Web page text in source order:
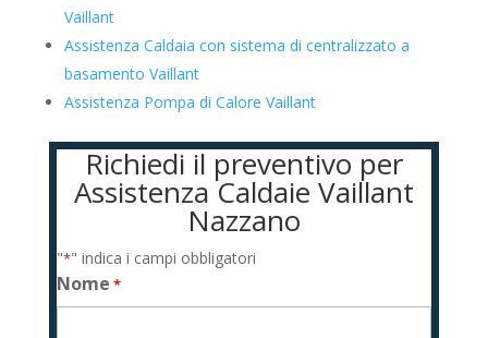
Vaillant
Assistenza Caldaia con sistema di centralizzato a
basamento Vaillant
Assistenza Pompa di Calore Vaillant
Richiedi il preventivo per
Assistenza Caldaie Vaillant
Nazzano
"*" indica i campi obbligatori
Nome *